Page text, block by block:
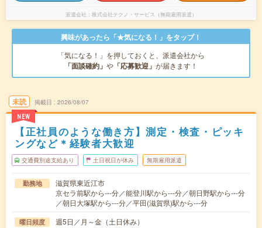
派遣会社 株式会社テクノ・サービス（無期雇用派遣）
興味があったら「★気になる！」をタップ！
「気になる！」を押しておくと、派遣会社から
「面談確約」 や 「応募歓迎」 が届きます！
未読
NEW
掲載日 2026/08/07
【正社員のような働き方】測定・検査・ピッキ
ングなど＊経験者大歓迎
交通費別途支給あり 土日祝日が休み 無期雇用派遣
勤務地
滋賀県東近江市
京セラ前駅から---分／能登川駅から---分／朝日野駅から---分
／朝日大塚駅から---分／平田(滋賀県)駅から---分
曜日頻度 週5日／月～金（土日休み）